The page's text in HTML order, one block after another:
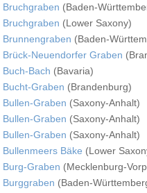
Bruchgraben (Baden-
Bruchgraben (Lower Saxony)
Brunnengraben (Baden-
Brück-Neuendorfer Graben
Buch-Bach (Bavaria)
Bucht-Graben (Brandenburg)
Bullen-Graben (Saxony-Anhalt)
Bullen-Graben (Saxony-Anhalt)
Bullen-Graben (Saxony-Anhalt)
Bullenmeers Bäke (Lower
Burg-Graben (Mecklenburg-
Burggraben (Baden-